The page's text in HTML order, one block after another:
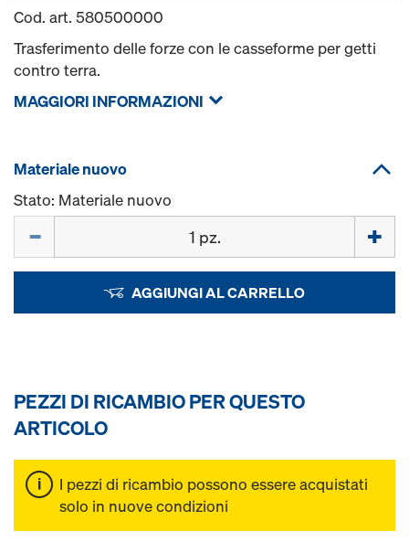
Cod. art. 580500000
Trasferimento delle forze con le casseforme per getti
contro terra.
MAGGIORI INFORMAZIONI
Materiale nuovo
Stato: Materiale nuovo
AGGIUNGI AL CARRELLO
PEZZI DI RICAMBIO PER QUESTO
ARTICOLO
I pezzi di ricambio possono essere acquistati
solo in nuove condizioni